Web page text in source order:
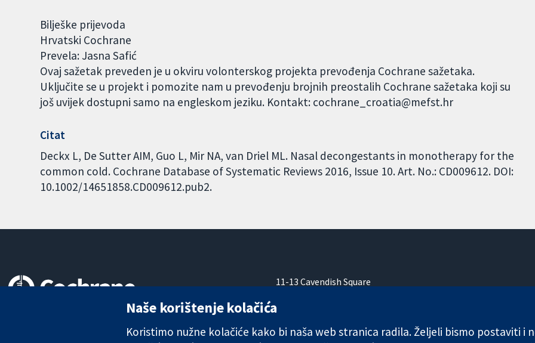
Bilješke prijevoda
Hrvatski Cochrane
Prevela: Jasna Safić
Ovaj sažetak preveden je u okviru volonterskog projekta prevođenja Cochrane sažetaka.
Uključite se u projekt i pomozite nam u prevođenju brojnih preostalih Cochrane sažetaka koji su
još uvijek dostupni samo na engleskom jeziku. Kontakt: cochrane_croatia@mefst.hr
Citat
Deckx L, De Sutter AIM, Guo L, Mir NA, van Driel ML. Nasal decongestants in monotherapy for the
common cold. Cochrane Database of Systematic Reviews 2016, Issue 10. Art. No.: CD009612. DOI:
10.1002/14651858.CD009612.pub2.
11-13 Cavendish Square
W1G 0AN
Naše korištenje kolačića
Koristimo nužne kolačiće kako bi naša web stranica radila. Željeli bismo postaviti i